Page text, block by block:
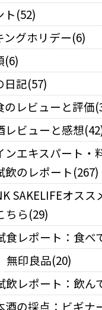
ト 52
ングホリデー 6
6
日記 57
のレビューと評価
レビューと感想 42
ンエキスパート・
飲のレポート 267
SAKELIFEオス
ちら 29
食レポート：食べ
無印良品 20
飲レポート：飲ん
酒の採点：ビギナ